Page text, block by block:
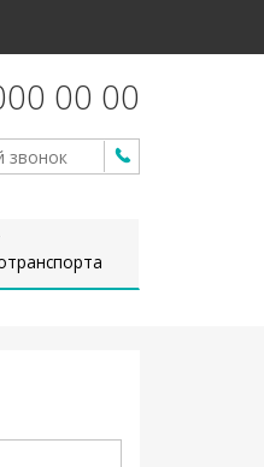
00 00